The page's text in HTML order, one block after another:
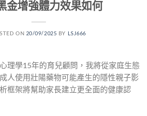
金增強體力效果如何
ON 20/09/2025 BY LSJ666
理學15年的育兒顧問，我將從家庭生態
人使用壯陽藥物可能產生的隱性親子影
框架將幫助家長建立更全面的健康認